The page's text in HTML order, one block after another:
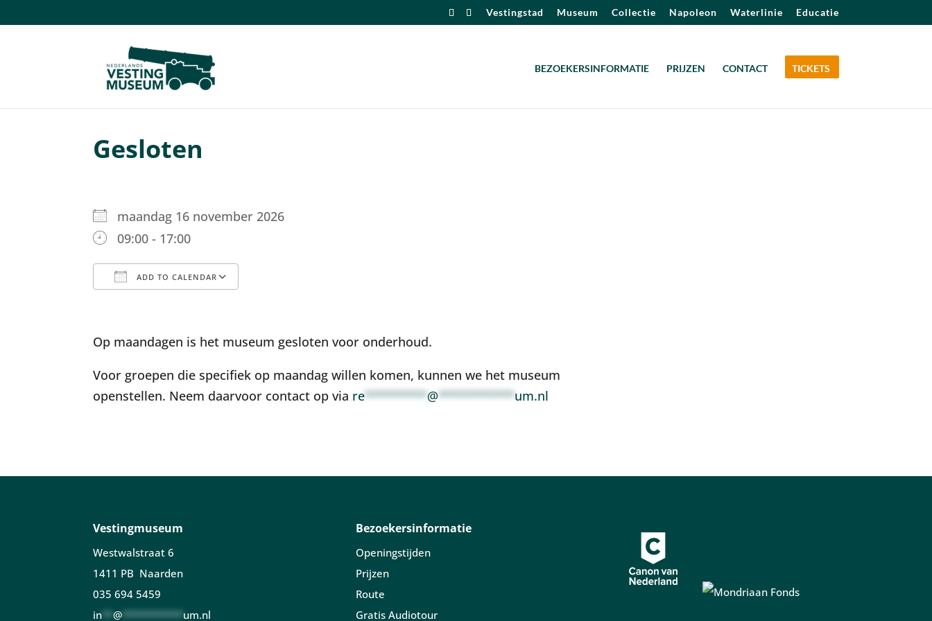
Vestingstad Museum Collectie Napoleon Waterlinie Educatie
BEZOEKERSINFORMATIE PRIJZEN CONTACT TICKETS
Gesloten
maandag 16 november 2026
09:00 - 17:00
ADD TO CALENDAR
Op maandagen is het museum gesloten voor onderhoud.
Voor groepen die specifiek op maandag willen komen, kunnen we het museum
openstellen. Neem daarvoor contact op via re*********@***********um.nl
Vestingmuseum
Westwalstraat 6
1411 PB Naarden
035 694 5459
in **@ *********** um.nl
Bezoekersinformatie
Openingstijden
Prijzen
Route
Gratis Audiotour